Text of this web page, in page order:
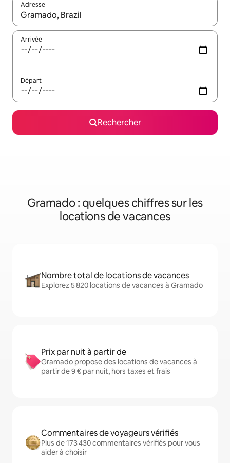
Adresse
Lorsque les résultats s'affichent, utilisez les flèches vers le
Arrivée
Départ
Rechercher
Gramado : quelques chiffres sur les
locations de vacances
Nombre total de locations de vacances
Explorez 5 820 locations de vacances à Gramado
Prix par nuit à partir de
Gramado propose des locations de vacances à
partir de 9 € par nuit, hors taxes et frais
Commentaires de voyageurs vérifiés
Plus de 173 430 commentaires vérifiés pour vous
aider à choisir